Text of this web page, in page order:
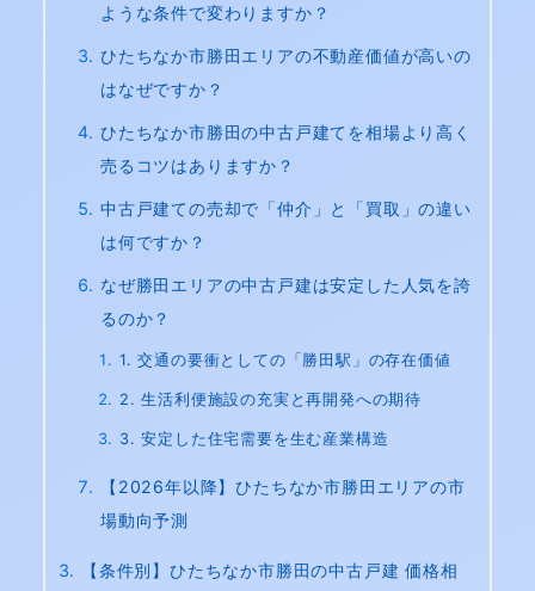
ような条件で変わりますか？
ひたちなか市勝田エリアの不動産価値が高いの
はなぜですか？
ひたちなか市勝田の中古戸建てを相場より高く
売るコツはありますか？
中古戸建ての売却で「仲介」と「買取」の違い
は何ですか？
なぜ勝田エリアの中古戸建は安定した人気を誇
るのか？
1. 交通の要衝としての「勝田駅」の存在価値
2. 生活利便施設の充実と再開発への期待
3. 安定した住宅需要を生む産業構造
【2026年以降】ひたちなか市勝田エリアの市
場動向予測
【条件別】ひたちなか市勝田の中古戸建 価格相